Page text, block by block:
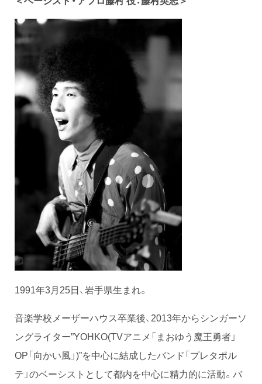
1991年3月25日、岩手県生まれ。
音楽学校メーザーハウス卒業後、2013年からシンガーソ
ングライター”YOHKO(TVアニメ「まおゆう魔王勇者」
OP「向かい風」)”を中心に結成したバンド「プレタポル
テ」のベーシストとして都内を中心に精力的に活動。バ